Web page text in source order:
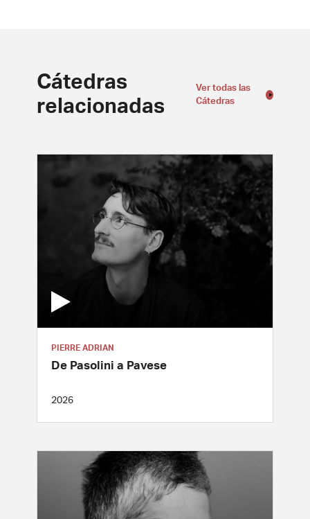
Cátedras
relacionadas
Ver todas las
Cátedras
PIERRE ADRIAN
De Pasolini a Pavese
2026